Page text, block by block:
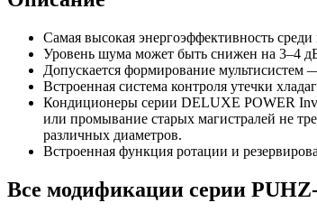
Самая высокая энергоэффективность
Уровень шума может быть снижен на 3–4
Допускается формирование мультисистем
Встроенная система контроля утечки
Кондиционеры серии DELUXE POWER
или промывание старых магистралей не
различных диаметров.
Встроенная функция ротации и
Все модификации серии